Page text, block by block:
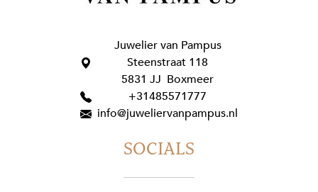
Juwelier van Pampus
Steenstraat 118
5831 JJ Boxmeer
+31485571777
info@juweliervanpampus.nl
SOCIALS